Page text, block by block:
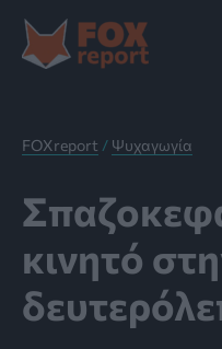
στο
περιεχόμενο
FOXreport / Ψυχαγωγία
κινητό